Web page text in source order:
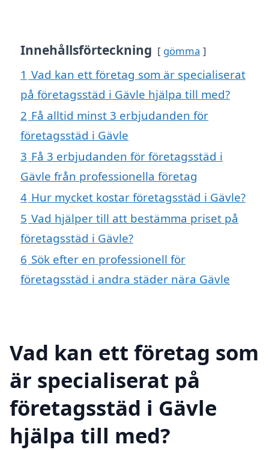
Innehållsförteckning gömma
1 Vad kan ett företag som är specialiserat
på företagsstäd i Gävle hjälpa till med?
2 Få alltid minst 3 erbjudanden för
företagsstäd i Gävle
3 Få 3 erbjudanden för företagsstäd i
Gävle från professionella företag
4 Hur mycket kostar företagsstäd i Gävle?
5 Vad hjälper till att bestämma priset på
företagsstäd i Gävle?
6 Sök efter en professionell för
företagsstäd i andra städer nära Gävle
Vad kan ett företag som
är specialiserat på
företagsstäd i Gävle
hjälpa till med?